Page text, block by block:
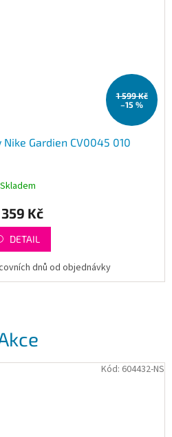
1 599 Kč
–15 %
Gardien CV0045 010
Skladem
359 Kč
DETAIL
dnů od objednávky
Kód: 604432-NS